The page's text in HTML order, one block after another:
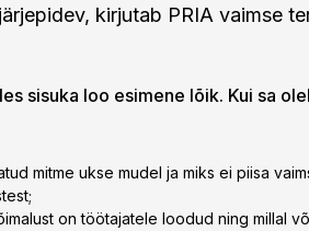
kirjutab PRIA vaimse
sisuka loo esimene lõik. Kui sa
mitme ukse mudel ja miks ei piisa
on töötajatele loodud ning millal